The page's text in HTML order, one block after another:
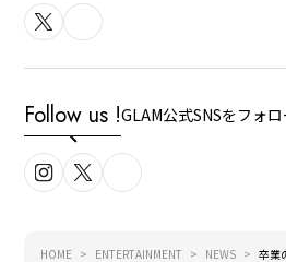
Follow us !GLAM公式SNSをフォ
HOME ENTERTAINMENT NEWS
卒業